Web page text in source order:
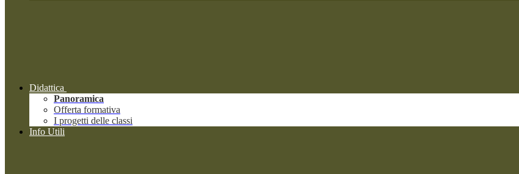
Didattica
Panoramica
Offerta formativa
I progetti delle classi
Info Utili